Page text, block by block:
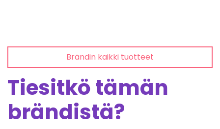
Brändin kaikki tuotteet
Tiesitkö tämän
brändistä?